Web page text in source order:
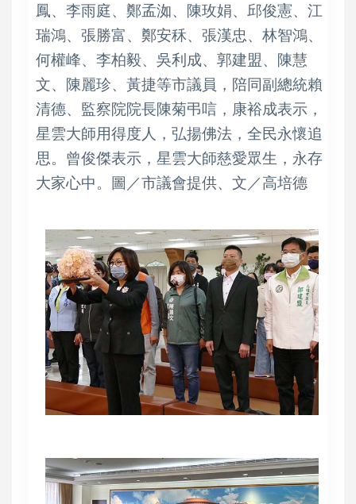
鳳、李雨庭、鄭孟洳、陳玫娟、邱俊憲、江
瑞鴻、張勝富、鄭安秝、張漢忠、林智鴻、
何權峰、李柏毅、吳利成、郭建盟、陳慧
文、陳麗珍、黃捷等市議員，陪同副總統賴
清德、監察院院長陳菊弔唁，康裕成表示，
星雲大師用得度人，弘揚佛法，全民永懷追
思。曾俊傑表示，星雲大師慈愛眾生，永存
大家心中。圖／市議會提供、文／高培德